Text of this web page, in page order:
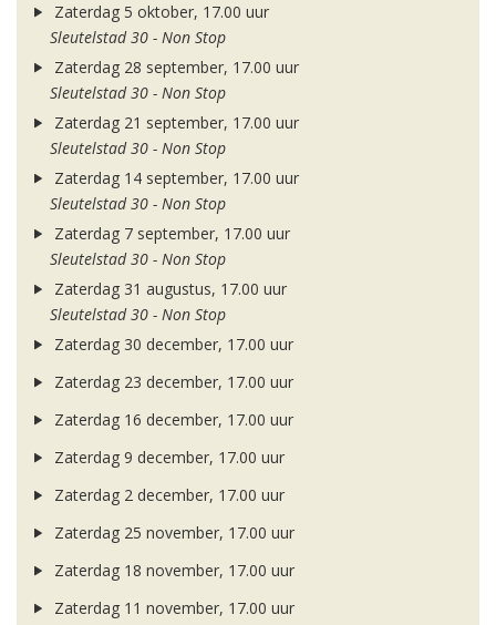
Zaterdag 5 oktober, 17.00 uur
Sleutelstad 30 - Non Stop
Zaterdag 28 september, 17.00 uur
Sleutelstad 30 - Non Stop
Zaterdag 21 september, 17.00 uur
Sleutelstad 30 - Non Stop
Zaterdag 14 september, 17.00 uur
Sleutelstad 30 - Non Stop
Zaterdag 7 september, 17.00 uur
Sleutelstad 30 - Non Stop
Zaterdag 31 augustus, 17.00 uur
Sleutelstad 30 - Non Stop
Zaterdag 30 december, 17.00 uur
Zaterdag 23 december, 17.00 uur
Zaterdag 16 december, 17.00 uur
Zaterdag 9 december, 17.00 uur
Zaterdag 2 december, 17.00 uur
Zaterdag 25 november, 17.00 uur
Zaterdag 18 november, 17.00 uur
Zaterdag 11 november, 17.00 uur